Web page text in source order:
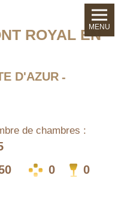
ROYAL EN
D'AZUR
de chambres :
0 0
MENU